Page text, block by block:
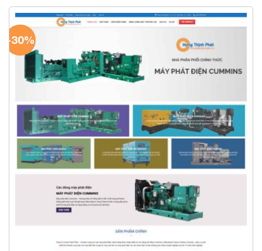
-30%